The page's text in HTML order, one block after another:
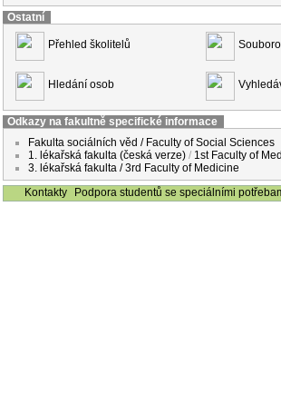
Ostatní
Přehled školitelů
Hledání osob
Odkazy na fakultně specifické informace
Fakulta sociálních věd / Faculty of Social Sciences
1. lékařská fakulta (česká verze) / 1st Faculty of
3. lékařská fakulta / 3rd Faculty of Medicine
Kontakty
Podpora studentů se speciálními